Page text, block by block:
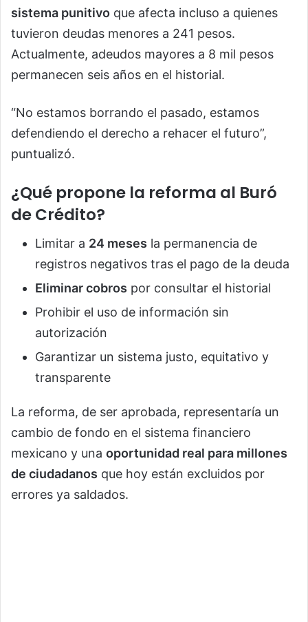
sistema punitivo que afecta incluso a quienes
tuvieron deudas menores a 241 pesos.
Actualmente, adeudos mayores a 8 mil pesos
permanecen seis años en el historial.
“No estamos borrando el pasado, estamos
defendiendo el derecho a rehacer el futuro”,
puntualizó.
¿Qué propone la reforma al Buró
de Crédito?
Limitar a 24 meses la permanencia de
registros negativos tras el pago de la deuda
Eliminar cobros por consultar el historial
Prohibir el uso de información sin
autorización
Garantizar un sistema justo, equitativo y
transparente
La reforma, de ser aprobada, representaría un
cambio de fondo en el sistema financiero
mexicano y una oportunidad real para millones
de ciudadanos que hoy están excluidos por
errores ya saldados.